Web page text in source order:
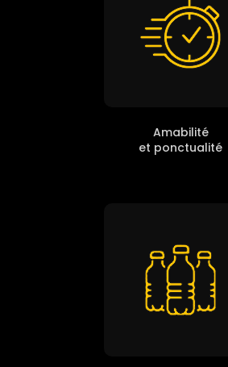
Amabilité
et ponctualité